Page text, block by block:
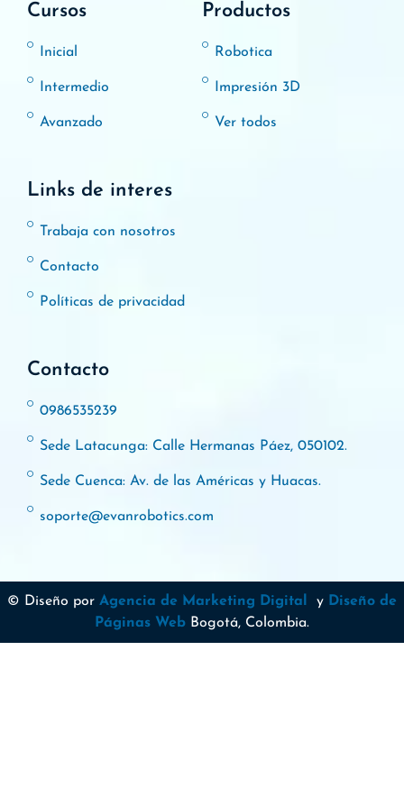
Cursos
Inicial
Intermedio
Avanzado
Productos
Robotica
Impresión 3D
Ver todos
Links de interes
Trabaja con nosotros
Contacto
Políticas de privacidad
Contacto
0986535239
Sede Latacunga: Calle Hermanas Páez, 050102.
Sede Cuenca: Av. de las Américas y Huacas.
soporte@evanrobotics.com
© Diseño por Agencia de Marketing Digital y Diseño de
Páginas Web Bogotá, Colombia.